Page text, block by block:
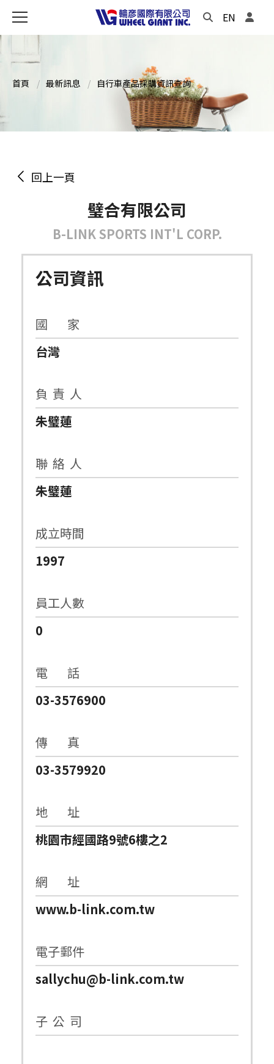
EN
首頁 最新訊息 自行車產品採購資訊查詢
回上一頁
璧合有限公司
B-LINK SPORTS INT'L CORP.
公司資訊
國 家
台灣
負 責 人
朱璧蓮
聯 絡 人
朱璧蓮
成立時間
1997
員工人數
0
電 話
03-3576900
傳 真
03-3579920
地 址
桃園市經國路9號6樓之2
網 址
www.b-link.com.tw
電子郵件
sallychu@b-link.com.tw
子 公 司